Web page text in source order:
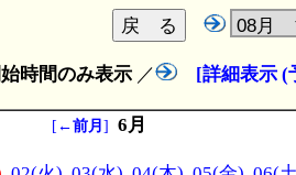
始時間のみ表示 ／ [詳細表示 (
[ ←前月 ] 6月